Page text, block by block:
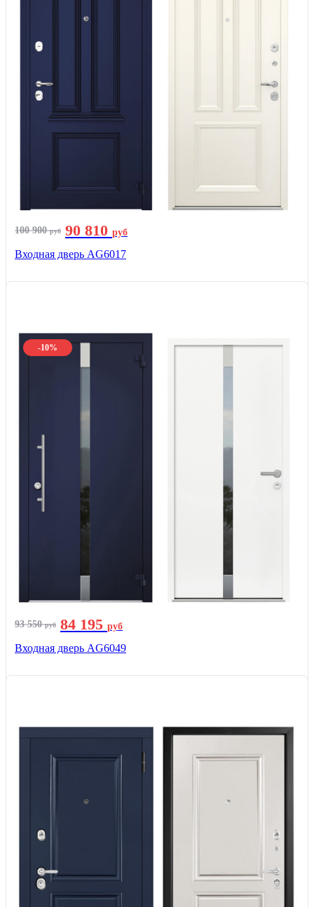
100 900руб 90 810 руб
Входная дверь AG6017
-10%
93 550руб 84 195 руб
Входная дверь AG6049